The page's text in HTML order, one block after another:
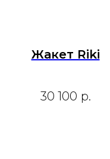
Жакет Riki
30 100 р.